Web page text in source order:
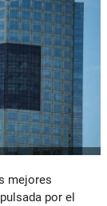
mejores
por el